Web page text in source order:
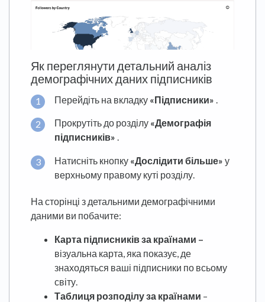
Як переглянути детальний аналіз
демографічних даних підписників
Перейдіть на вкладку «Підписники»
Прокрутіть до розділу «Демографія
підписників» .
Натисніть кнопку «Дослідити більше» у
верхньому правому куті розділу.
На сторінці з детальними демографічними
даними ви побачите:
Карта підписників за країнами –
візуальна карта, яка показує, де
знаходяться ваші підписники по всьому
світу.
Таблиця розподілу за країнами –